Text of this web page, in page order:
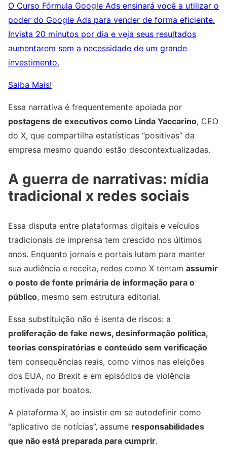
O Curso Fórmula Google Ads ensinará você a utilizar o
poder do Google Ads para vender de forma eficiente.
Invista 20 minutos por dia e veja seus resultados
aumentarem sem a necessidade de um grande
investimento.
Saiba Mais!
Essa narrativa é frequentemente apoiada por
postagens de executivos como Linda Yaccarino, CEO
do X, que compartilha estatísticas “positivas” da
empresa mesmo quando estão descontextualizadas.
A guerra de narrativas: mídia
tradicional x redes sociais
Essa disputa entre plataformas digitais e veículos
tradicionais de imprensa tem crescido nos últimos
anos. Enquanto jornais e portais lutam para manter
sua audiência e receita, redes como X tentam assumir
o posto de fonte primária de informação para o
público, mesmo sem estrutura editorial.
Essa substituição não é isenta de riscos: a
proliferação de fake news, desinformação política,
teorias conspiratórias e conteúdo sem verificação
tem consequências reais, como vimos nas eleições
dos EUA, no Brexit e em episódios de violência
motivada por boatos.
A plataforma X, ao insistir em se autodefinir como
“aplicativo de notícias”, assume responsabilidades
que não está preparada para cumprir.